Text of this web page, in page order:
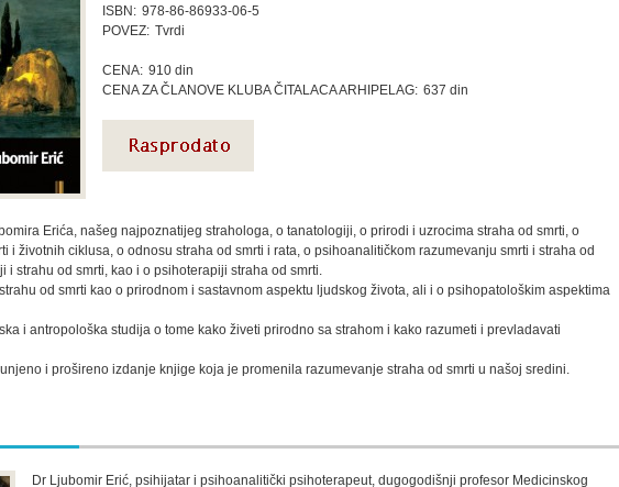
ISBN: 978-86-86933-06-5
POVEZ: Tvrdi
CENA: 910 din
CENA ZA ČLANOVE KLUBA ČITALACA ARHIPELAG: 637 din
Erića, našeg najpoznatijeg strahologa, o tanatologiji, o prirodi i uzrocima straha od smrti, o
i životnih ciklusa, o odnosu straha od smrti i rata, o psihoanalitičkom razumevanju smrti i straha od
i strahu od smrti, kao i o psihoterapiji straha od smrti.
od smrti kao o prirodnom i sastavnom aspektu ljudskog života, ali i o psihopatološkim aspektima
i antropološka studija o tome kako živeti prirodno sa strahom i kako razumeti i prevladavati
i prošireno izdanje knjige koja je promenila razumevanje straha od smrti u našoj sredini.
Dr Ljubomir Erić, psihijatar i psihoanalitički psihoterapeut, dugogodišnji profesor Medicinskog